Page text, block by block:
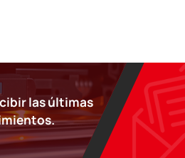
las últimas